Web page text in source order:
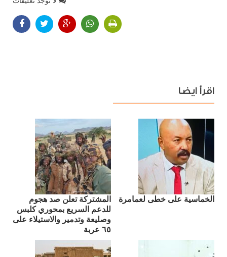
اقرأ ايضا
الخماسية على خطى لعمامرة
المشتركة تعلن صد هجوم
للدعم السريع بمحوري كلبس
وصليعة وتدمير والاستيلاء على
٦٥ عربة